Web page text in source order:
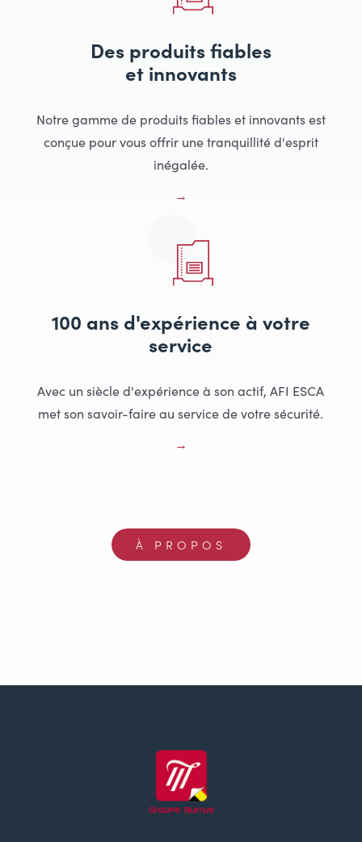
Des produits fiables
et innovants
Notre gamme de produits fiables et innovants est
conçue pour vous offrir une tranquillité d'esprit
inégalée.
100 ans d'expérience à votre
service
Avec un siècle d'expérience à son actif, AFI ESCA
met son savoir-faire au service de votre sécurité.
À PROPOS